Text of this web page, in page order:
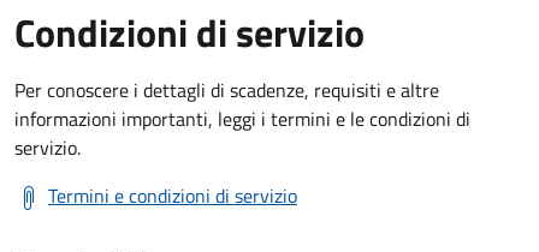
Condizioni di servizio
Per conoscere i dettagli di scadenze, requisiti e altre
informazioni importanti, leggi i termini e le condizioni di
servizio.
Termini e condizioni di servizio